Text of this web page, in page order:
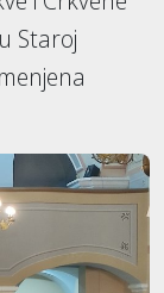
Staroj